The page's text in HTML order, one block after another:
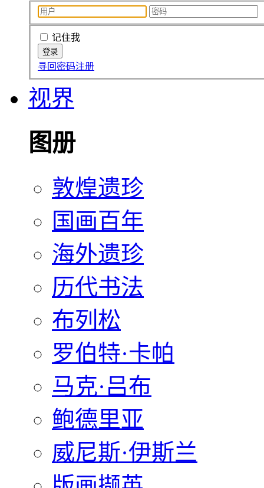
记住我
寻回密码注册
视界
图册
敦煌遗珍
国画百年
海外遗珍
历代书法
布列松
罗伯特·卡帕
马克·吕布
鲍德里亚
威尼斯·伊斯兰